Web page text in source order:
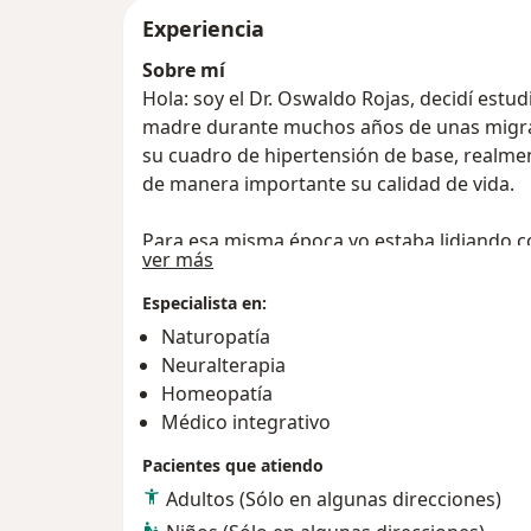
Experiencia
Sobre mí
Hola: soy el Dr. Oswaldo Rojas, decidí
madre durante muchos años de unas
su cuadro de hipertensión de base,
de manera importante su calidad de vida.
Para esa misma época yo estaba lidiando
emocionales que ocasiona un acné que
A pesar de que los tratamientos que
por la ciencia médica ninguno de los dos
mejoría.
En busca de mejores resultados para mi
de medicina natural el cual llamo
los conceptos allí aprendidos la salud de
forma importante y sin recaídas.
ver más
Especialista en:
Naturopatía
Neuralterapia
Homeopatía
Médico integrativo
Pacientes que atiendo
Adultos (Sólo en algunas direcciones)